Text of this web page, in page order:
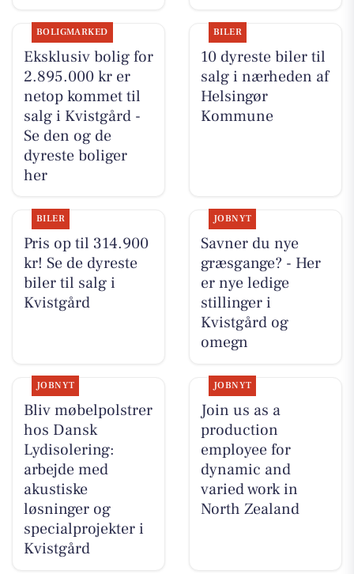
BOLIGMARKED
Eksklusiv bolig for
2.895.000 kr er
netop kommet til
salg i Kvistgård -
Se den og de
dyreste boliger
her
BILER
10 dyreste biler til
salg i nærheden af
Helsingør
Kommune
BILER
Pris op til 314.900
kr! Se de dyreste
biler til salg i
Kvistgård
JOBNYT
Savner du nye
græsgange? - Her
er nye ledige
stillinger i
Kvistgård og
omegn
JOBNYT
Bliv møbelpolstrer
hos Dansk
Lydisolering:
arbejde med
akustiske
løsninger og
specialprojekter i
Kvistgård
JOBNYT
Join us as a
production
employee for
dynamic and
varied work in
North Zealand